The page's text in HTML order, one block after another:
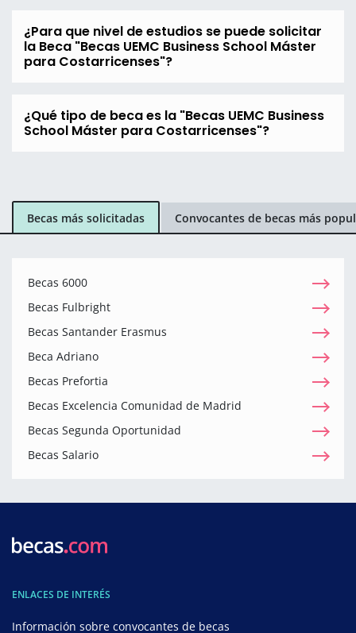
¿Para que nivel de estudios se puede solicitar
la Beca "Becas UEMC Business School Máster
para Costarricenses"?
¿Qué tipo de beca es la "Becas UEMC Business
School Máster para Costarricenses"?
Becas más solicitadas Convocantes de becas más
Becas 6000
Becas Fulbright
Becas Santander Erasmus
Beca Adriano
Becas Prefortia
Becas Excelencia Comunidad de Madrid
Becas Segunda Oportunidad
Becas Salario
ENLACES DE INTERÉS
Información sobre convocantes de becas